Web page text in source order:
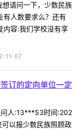
请问一下，少数民族
有人数要求么？还有
内容:我们学校没有享
11-07
订的定向单位一定
问人:13***53时间:202
以报少数民族照顾政